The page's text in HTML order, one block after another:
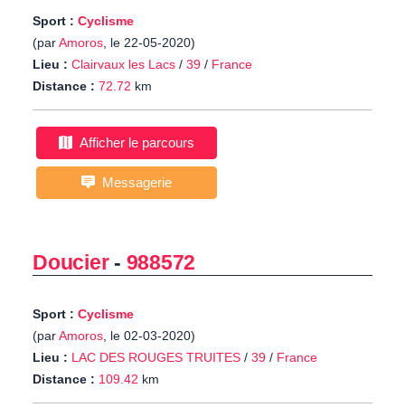
Sport : Cyclisme
(parAmoros, le 22-05-2020)
Lieu : Clairvaux les Lacs / 39 / France
Distance : 72.72 km
Afficher le parcours
Messagerie
Doucier- 988572
Sport : Cyclisme
(parAmoros, le 02-03-2020)
Lieu : LAC DES ROUGES TRUITES / 39 / France
Distance : 109.42 km